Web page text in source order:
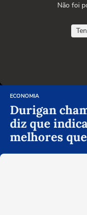
Não foi
ECONOMIA
Durigan
diz que
melhores